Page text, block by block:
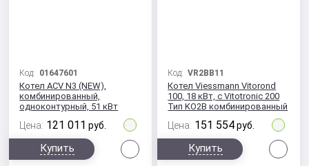
Код: 01647601
Котел ACV N3 (NEW),
комбинированный,
одноконтурный, 51 кВт
Цена: 121 011 руб.
Купить
Код:VR2BB11
Котел Viessmann Vitorond
100, 18 кВт, с Vitotronic 200
Тип KO2B комбинированный
Цена: 151 554 руб.
Купить